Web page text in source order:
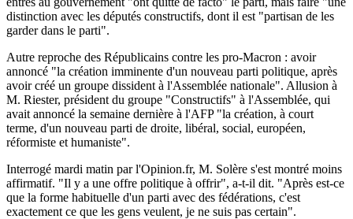
distinction avec les députés constructifs, dont il est "partisan de les
garder dans le parti".
Autre reproche des Républicains contre les pro-Macron : avoir
annoncé "la création imminente d'un nouveau parti politique, après
avoir créé un groupe dissident à l'Assemblée nationale". Allusion à
M. Riester, président du groupe "Constructifs" à l'Assemblée, qui
avait annoncé la semaine dernière à l'AFP "la création, à court
terme, d'un nouveau parti de droite, libéral, social, européen,
réformiste et humaniste".
Interrogé mardi matin par l'Opinion.fr, M. Solère s'est montré moins
affirmatif. "Il y a une offre politique à offrir", a-t-il dit. "Après est-ce
que la forme habituelle d'un parti avec des fédérations, c'est
exactement ce que les gens veulent, je ne suis pas certain".